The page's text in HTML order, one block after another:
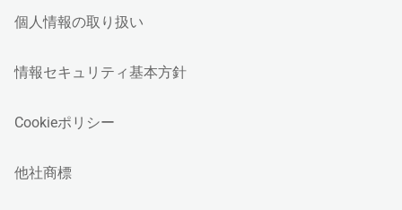
個人情報の取り扱い
情報セキュリティ基本方針
Cookieポリシー
他社商標